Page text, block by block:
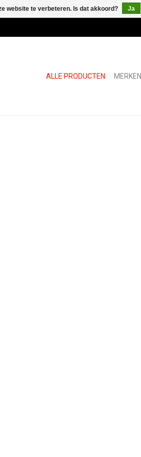
ALLE PRODUCTEN MERKEN
website te verbeteren. Is dat akkoord? Ja